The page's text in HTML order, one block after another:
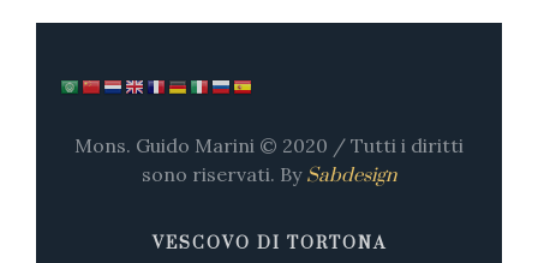
Mons. Guido Marini © 2020 / Tutti i diritti
sono riservati. By Sabdesign
VESCOVO DI TORTONA